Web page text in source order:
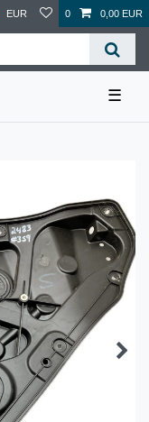
EUR 0 0,00 EUR
☰